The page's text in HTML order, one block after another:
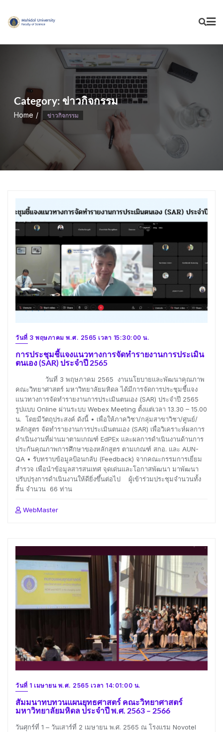
content
Category: ข่าวกิจกรรม
Home ข่าวกิจกรรม
วันที่ 3 พฤษภาคม พ.ศ. 2565 เวลา 15:30:00 น.
การประชุมชี้แจงแนวทางการจัดทำรายงานการประเมิน
ตนเอง (SAR) ประจำปี 2565
วันที่ 3 พฤษภาคม 2565 งานนโยบายและพัฒนาคุณภาพ
คณะวิทยาศาสตร์ มหาวิทยาลัยมหิดล ได้มีการจัดการประชุมชี้แจง
แนวทางการจัดทำรายงานการประเมินตนเอง (SAR) ประจำปี 2565
รูปแบบ Online ผ่านระบบ Webex Meeting ตั้งแต่เวลา 13.30 – 15.00
น. โดยมีวัตถุประสงค์ ดังนี้ • เพื่อให้ภาควิชา/กลุ่มสาขาวิชา/ศูนย์/
หลักสูตร จัดทำรายงานการประเมินตนเอง (SAR) เพื่อวิเคราะห์ผลการ
ดำเนินงานที่ผ่านมาตามเกณฑ์ EdPEx และผลการดำเนินงานด้านการ
ประกันคุณภาพการศึกษาของหลักสูตร ตามเกณฑ์ สกอ. และ AUN-
QA • รับทราบข้อมูลป้อนกลับ (Feedback) จากคณะกรรมการเยี่ยม
สำรวจ เพื่อนำข้อมูลสารสนเทศ จุดเด่นและโอกาสพัฒนา มาพัฒนา
ปรับปรุงการดำเนินงานให้ดียิ่งขึ้นต่อไป ผู้เข้าร่วมประชุมจำนวนทั้ง
สิ้น จำนวน 66 ท่าน
WebMaster
วันที่ 1 เมษายน พ.ศ. 2565 เวลา 14:01:00 น.
สัมมนาทบทวนแผนยุทธศาสตร์ คณะวิทยาศาสตร์
มหาวิทยาลัยมหิดล ประจำปี พ.ศ. 2563 – 2566
วันศุกร์ที่ 1 – วันเสาร์ที่ 2 เมษายน พ.ศ. 2565 ณ โรงแรม Novotel